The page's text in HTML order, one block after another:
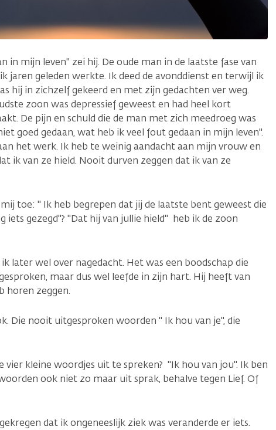
in mijn leven" zei hij. De oude man in de laatste fase van
jaren geleden werkte. Ik deed de avonddienst en terwijl ik
hij in zichzelf gekeerd en met zijn gedachten ver weg.
zoon was depressief geweest en had heel kort
De pijn en schuld die de man met zich meedroeg was
goed gedaan, wat heb ik veel fout gedaan in mijn leven".
het werk. Ik heb te weinig aandacht aan mijn vrouw en
ik van ze hield. Nooit durven zeggen dat ik van ze
toe: " Ik heb begrepen dat jij de laatste bent geweest die
gezegd"? "Dat hij van jullie hield" heb ik de zoon
later wel over nagedacht. Het was een boodschap die
maar dus wel leefde in zijn hart. Hij heeft van
horen zeggen.
Die nooit uitgesproken woorden " Ik hou van je", die
kleine woordjes uit te spreken? "Ik hou van jou". Ik ben
ook niet zo maar uit sprak, behalve tegen Lief. Of
dat ik ongeneeslijk ziek was veranderde er iets.